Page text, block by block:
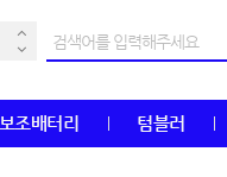
보조배터리 텀블러